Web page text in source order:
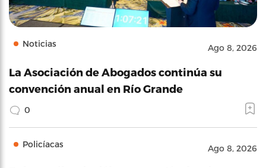
Noticias Ago 8, 2026
La Asociación de Abogados continúa su
convención anual en Río Grande
0
Policíacas Ago 8, 2026